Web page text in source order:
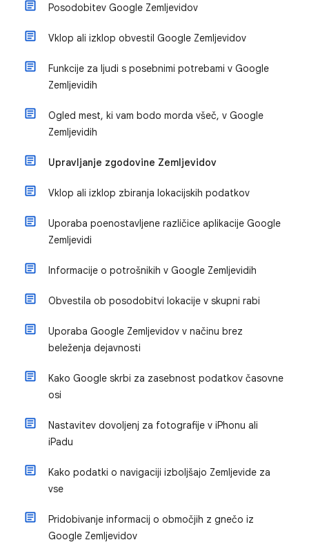
Posodobitev Google Zemljevidov
Vklop ali izklop obvestil Google Zemljevidov
Funkcije za ljudi s posebnimi potrebami v Google
Zemljevidih
Ogled mest, ki vam bodo morda všeč, v Google
Zemljevidih
Upravljanje zgodovine Zemljevidov
Vklop ali izklop zbiranja lokacijskih podatkov
Uporaba poenostavljene različice aplikacije Google
Zemljevidi
Informacije o potrošnikih v Google Zemljevidih
Obvestila ob posodobitvi lokacije v skupni rabi
Uporaba Google Zemljevidov v načinu brez
beleženja dejavnosti
Kako Google skrbi za zasebnost podatkov časovne
osi
Nastavitev dovoljenj za fotografije v iPhonu ali
iPadu
Kako podatki o navigaciji izboljšajo Zemljevide za
vse
Pridobivanje informacij o območjih z gnečo iz
Google Zemljevidov